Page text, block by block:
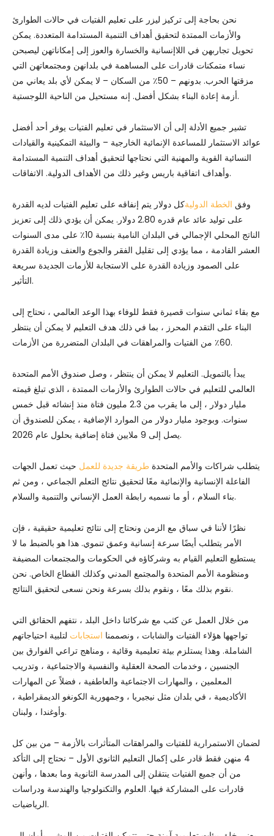
نحن بحاجة إلى تركيز ليزر على تعليم الفتيات في حالات الطوارئ
والأزمات الممتدة لتحقيق أهداف التنمية المستدامة المتعددة. يمكن
تحويل تجاربهن في اللاإنسانية والخسارة والعوز إلى إمكاناتهن ليصبحن
نساء متمكنات قادرات على المساهمة في بلدانهن ومجتمعاتهن التي
مزقتها الحرب. بدونهم – 50٪ من السكان – لا يمكن لأي بلد يعاني من
أزمة إعادة البناء بشكل أفضل. إنه مستحيل من الناحية اللوجستية.
تشير جميع الأدلة إلى أن الاستثمار في تعليم الفتيات يوفر أحد أفضل
عوائد الاستثمار للمساعدة الإنمائية الخارجية – والبيئة التمكينية والقيادات
النسائية القوية والمهنية التي نحتاجها لتحقيق أهداف التنمية المستدامة
وأهداف اتفاقية باريس وغير ذلك من الأهداف الدولية. الاتفاقات.
وفق الخطة الدوليةكل دولار يتم إنفاقه على تعليم الفتيات لديه القدرة
على توليد عائد عام قدره 2.80 دولار. يمكن أن يؤدي ذلك إلى تعزيز
الناتج المحلي الإجمالي في البلدان النامية بنسبة 10٪ على مدى السنوات
العشر القادمة ، مما يؤدي إلى تقليل الفقر والجوع والعنف وزيادة القدرة
على الصمود وزيادة القدرة على الاستجابة للأزمات الجديدة سريعة
التأثير.
مع بقاء ثماني سنوات قصيرة فقط للوفاء بهذا الوعد العالمي ، نحتاج إلى
البناء على التقدم المحرز ، بما في ذلك هدف التعليم لا يمكن أن ينتظر
60٪ من الفتيات والمراهقات في البلدان المتضررة من الأزمات.
يبدأ بالتمويل. التعليم لا يمكن أن ينتظر ، وصل صندوق الأمم المتحدة
العالمي للتعليم في حالات الطوارئ والأزمات الممتدة ، الذي تبلغ قيمته
مليار دولار ، إلى ما يقرب من 2.3 مليون فتاة منذ إنشائه قبل خمس
سنوات. وبوجود مليار دولار من الموارد الإضافية ، يمكن للصندوق أن
يصل إلى 9 ملايين فتاة إضافية بحلول عام 2026.
يتطلب شراكات والأمم المتحدة طريقة جديدة للعمل حيث تعمل الجهات
الفاعلة الإنسانية والإنمائية معًا لتحقيق نتائج التعلم الجماعي ، ومن ثم
بناء السلام ، أو ما نسميه رابطة العمل الإنساني والتنمية والسلام.
نظرًا لأننا في سباق مع الزمن ونحتاج إلى نتائج تعليمية حقيقية ، فإن
الأمر يتطلب أيضًا سرعة إنسانية وعمق تنموي. هذا هو بالضبط ما لا
يستطيع التعليم القيام به وشركاؤه في الحكومات والمجتمعات المضيفة
ومنظومة الأمم المتحدة والمجتمع المدني وكذلك القطاع الخاص. نحن
نقوم بذلك معًا ، ونقوم بذلك بسرعة ونحن نسعى لتحقيق النتائج.
من خلال العمل عن كثب مع شركائنا داخل البلد ، نتفهم الحقائق التي
تواجهها هؤلاء الفتيات والشابات ، ونصممنا استجابات لتلبية احتياجاتهم
الشاملة. وهذا يستلزم بيئة تعليمية وقائية ، ومناهج تراعي الفوارق بين
الجنسين ، وخدمات الصحة العقلية والنفسية والاجتماعية ، وتدريب
المعلمين ، والمهارات الاجتماعية والعاطفية ، فضلاً عن المهارات
الأكاديمية ، في بلدان مثل نيجيريا ، وجمهورية الكونغو الديمقراطية ،
وأوغندا ، ولبنان.
لضمان الاستمرارية للفتيات والمراهقات المتأثرات بالأزمة – من بين كل
4 منهن فقط قادر على إكمال التعليم الثانوي الأول – نحتاج إلى التأكد
من أن جميع الفتيات ينتقلن إلى المدرسة الثانوية وما بعدها ، وأنهن
قادرات على المشاركة فيها. العلوم والتكنولوجيا والهندسة ودراسات
الرياضيات.